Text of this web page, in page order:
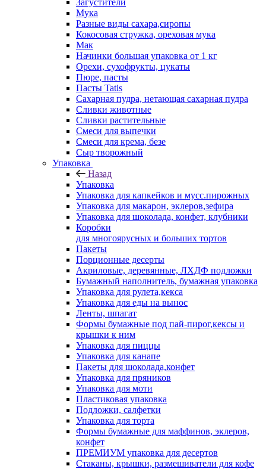
Загустители
Мука
Разные виды сахара,сиропы
Кокосовая стружка, ореховая мука
Мак
Начинки большая упаковка от 1 кг
Орехи, сухофрукты, цукаты
Пюре, пасты
Пасты Tatis
Сахарная пудра, нетающая сахарная пудра
Сливки животные
Сливки растительные
Смеси для выпечки
Смеси для крема, безе
Сыр творожный
Упаковка
Назад
Упаковка
Упаковка для капкейков и мусс.пирожных
Упаковка для макарон, эклеров,зефира
Упаковка для шоколада, конфет, клубники
Коробки
для многоярусных и больших тортов
Пакеты
Порционные десерты
Акриловые, деревянные, ЛХДФ подложки
Бумажный наполнитель, бумажная упаковка
Упаковка для рулета,кекса
Упаковка для еды на вынос
Ленты, шпагат
Формы бумажные под пай-пирог,кексы и
крышки к ним
Упаковка для пиццы
Упаковка для канапе
Пакеты для шоколада,конфет
Упаковка для пряников
Упаковка для моти
Пластиковая упаковка
Подложки, салфетки
Упаковка для торта
Формы бумажные для маффинов, эклеров,
конфет
ПРЕМИУМ упаковка для десертов
Стаканы, крышки, размешиватели для кофе